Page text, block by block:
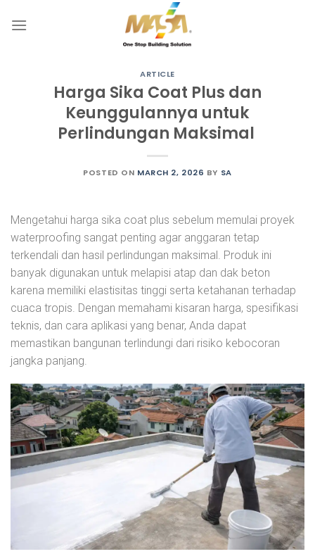
ARTICLE
Harga Sika Coat Plus dan
Keunggulannya untuk
Perlindungan Maksimal
POSTED ON MARCH 2, 2026 BY SA
Mengetahui harga sika coat plus sebelum memulai proyek
waterproofing sangat penting agar anggaran tetap
terkendali dan hasil perlindungan maksimal. Produk ini
banyak digunakan untuk melapisi atap dan dak beton
karena memiliki elastisitas tinggi serta ketahanan terhadap
cuaca tropis. Dengan memahami kisaran harga, spesifikasi
teknis, dan cara aplikasi yang benar, Anda dapat
memastikan bangunan terlindungi dari risiko kebocoran
jangka panjang.